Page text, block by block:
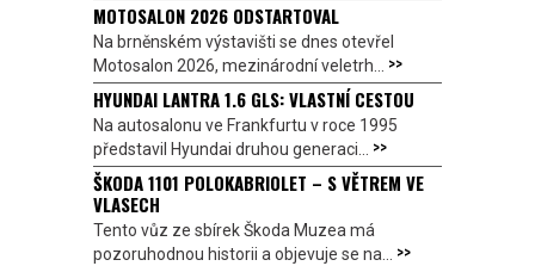
MOTOSALON 2026 ODSTARTOVAL
Na brněnském výstavišti se dnes otevřel
Motosalon 2026, mezinárodní veletrh... >>
HYUNDAI LANTRA 1.6 GLS: VLASTNÍ CESTOU
Na autosalonu ve Frankfurtu v roce 1995
představil Hyundai druhou generaci... >>
ŠKODA 1101 POLOKABRIOLET – S VĚTREM VE
VLASECH
Tento vůz ze sbírek Škoda Muzea má
pozoruhodnou historii a objevuje se na... >>